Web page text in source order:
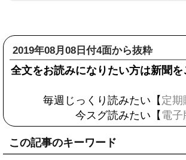
2019年08月08日付4面から抜粋
全文をお読みになりたい方は新聞
毎週じっくり読みたい【 定期
今スグ読みたい【 電子
この記事のキーワード